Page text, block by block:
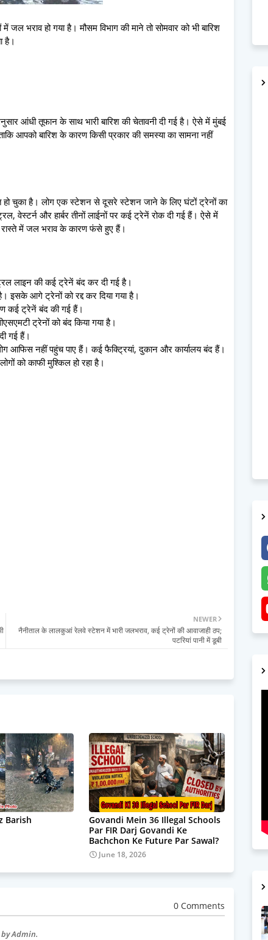
जल भराव हो गया है। मौसम विभाग की माने तो सोमवार को भी बारिश
है।
आंधी तूफान के साथ भारी बारिश की चेतावनी दी गई है। ऐसे में मुंबई
आपको बारिश के कारण किसी प्रकार की समस्या का सामना नहीं
हो चुका है। लोग एक स्टेशन से दूसरे स्टेशन जाने के लिए घंटों ट्रेनों का
और हार्बर तीनों लाईनों पर कई ट्रेनें रोक दी गई हैं। ऐसे में
में जल भराव के कारण फंसे हुए हैं।
लाइन की कई ट्रेनें बंद कर दी गई है।
इसके आगे ट्रेनों को रद्द कर दिया गया है।
कई ट्रेनें बंद की गई हैं।
ट्रेनों को बंद किया गया है।
गई हैं।
आफिस नहीं पहुंच पाए हैं। कई फैक्ट्रियां, दुकान और कार्यालय बंद हैं।
को काफी मुश्किल हो रहा है।
NEWER
नैनीताल के लालकुआं रेलवे स्टेशन में भारी जलभराव, कई ट्रेनों की आवाजाही ठप;
पटरियां पानी में डूबी
Barish
Govandi Mein 36 Illegal Schools
Par FIR Darj Govandi Ke
Bachchon Ke Future Par Sawal?
June 18, 2026
0 Comments
Admin.